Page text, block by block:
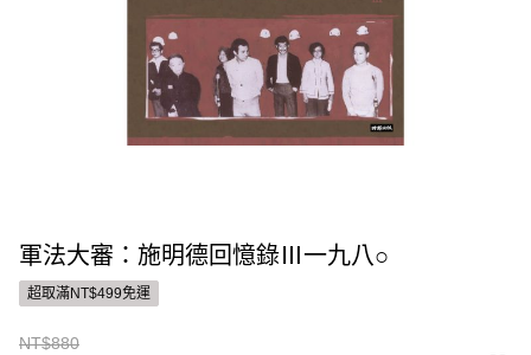
軍法大審：施明德回憶錄Ⅲ一九八○
超取滿NT$499免運
NT$880